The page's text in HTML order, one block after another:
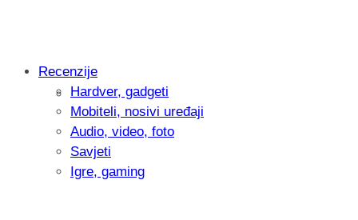
Intervju: Goran Jović, fotograf -
Recenzije
Hardver, gadgeti
Mobiteli, nosivi uređaji
Audio, video, foto
Savjeti
Igre, gaming